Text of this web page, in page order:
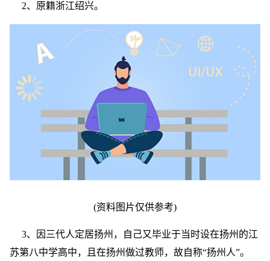
2、原籍浙江绍兴。
(资料图片仅供参考)
3、因三代人定居扬州，自己又毕业于当时设在扬州的江
苏第八中学高中，且在扬州做过教师，故自称“扬州人”。